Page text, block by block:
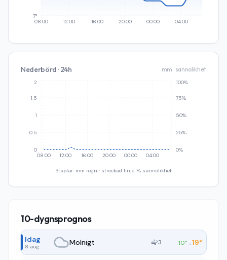
08:00 12:00 16:00 20:00 00:00 04:00
7°
Nederbörd · 24h mm · sannolikhet
08:00 12:00 16:00 20:00 00:00 04:00
0
0.5
1
1.5
2
0%
25%
50%
75%
100%
Staplar: mm regn · streckad linje: % sannolikhet
10-dygnsprognos
Idag
8 aug. Molnigt 3 10°→19°